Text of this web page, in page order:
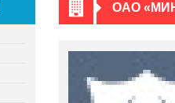
ОАО